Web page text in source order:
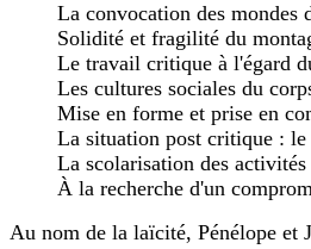
La convocation des mondes
Solidité et fragilité du
Le travail critique à l'égard
Les cultures sociales du
Mise en forme et prise en
La situation post critique :
La scolarisation des
À la recherche d'un
Au nom de la laïcité, Pénélope et